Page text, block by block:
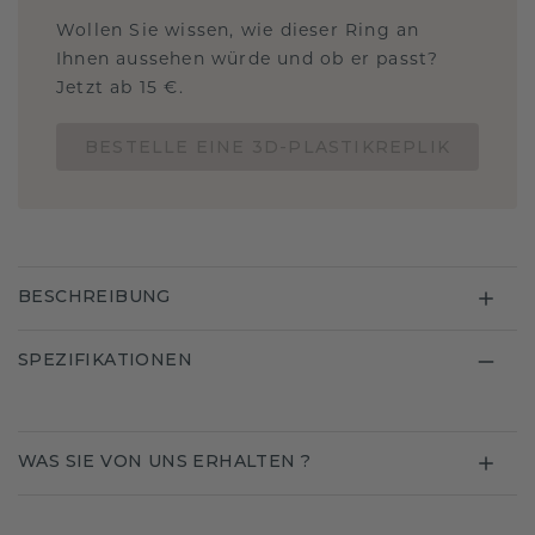
Wollen Sie wissen, wie dieser Ring an
Ihnen aussehen würde und ob er passt?
Jetzt ab 15 €.
BESCHREIBUNG
SPEZIFIKATIONEN
WAS SIE VON UNS ERHALTEN ?